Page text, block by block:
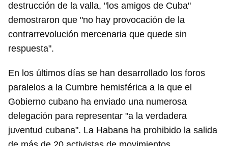
destrucción de la valla, "los amigos de Cuba"
demostraron que "no hay provocación de la
contrarrevolución mercenaria que quede sin
respuesta".
En los últimos días se han desarrollado los foros
paralelos a la Cumbre hemisférica a la que el
Gobierno cubano ha enviado una numerosa
delegación para representar "a la verdadera
juventud cubana". La Habana ha prohibido la salida